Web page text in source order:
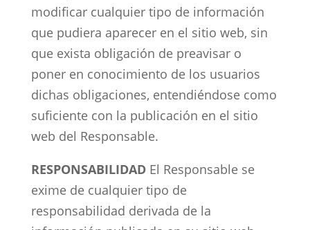
modificar cualquier tipo de información
que pudiera aparecer en el sitio web, sin
que exista obligación de preavisar o
poner en conocimiento de los usuarios
dichas obligaciones, entendiéndose como
suficiente con la publicación en el sitio
web del Responsable.
RESPONSABILIDADEl Responsable se
exime de cualquier tipo de
responsabilidad derivada de la